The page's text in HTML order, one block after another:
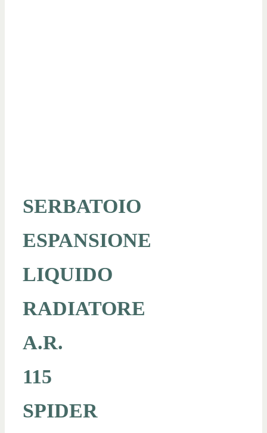
SERBATOIO
ESPANSIONE
LIQUIDO
RADIATORE
A.R.
115
SPIDER